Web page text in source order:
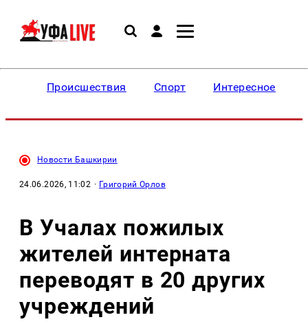
Происшествия Спорт Интересное
Новости Башкирии
24.06.2026, 11:02 · Григорий Орлов
В Учалах пожилых
жителей интерната
переводят в 20 других
учреждений